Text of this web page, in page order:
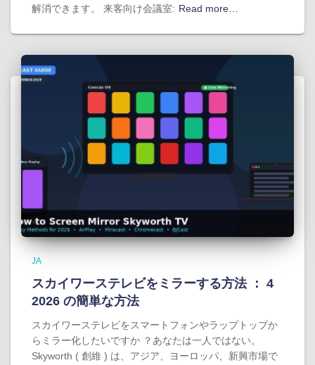
解消できます。 来客向け会議室: Read more…
JA
スカイワーステレビをミラーする方法 ： 4
2026 の簡単な方法
スカイワーステレビをスマートフォンやラップトップか
らミラー化したいですか ？あなたは一人ではない。
Skyworth ( 創維 ) は、アジア、ヨーロッパ、新興市場で